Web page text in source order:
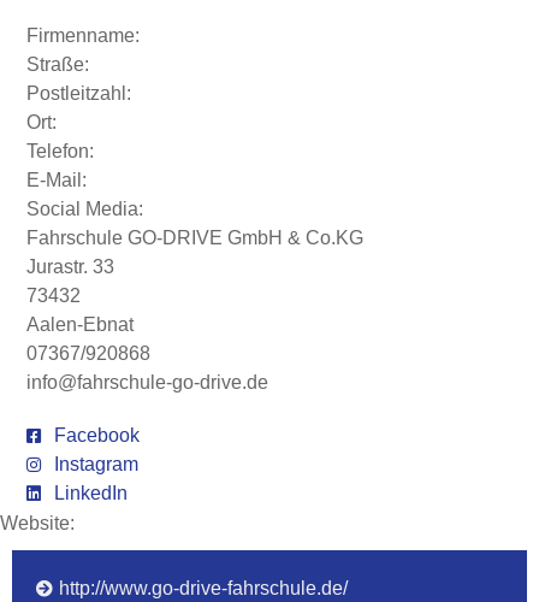
Firmenname:
Straße:
Postleitzahl:
Ort:
Telefon:
E-Mail:
Social Media:
Fahrschule GO-DRIVE GmbH & Co.KG
Jurastr. 33
73432
Aalen-Ebnat
07367/920868
info@fahrschule-go-drive.de
Facebook
Instagram
LinkedIn
Website:
http://www.go-drive-fahrschule.de/